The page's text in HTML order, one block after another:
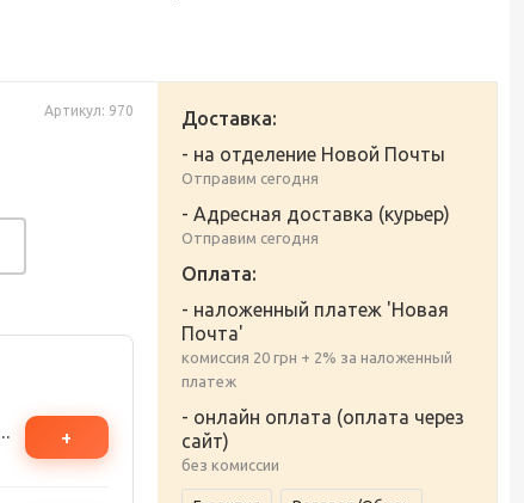
Артикул: 970
+
Доставка:
- на отделение Новой Почты
Отправим сегодня
- Адресная доставка (курьер)
Отправим сегодня
Оплата:
- наложенный платеж 'Новая
Почта'
комиссия 20 грн + 2% за наложенный
платеж
- онлайн оплата (оплата через
сайт)
без комиссии